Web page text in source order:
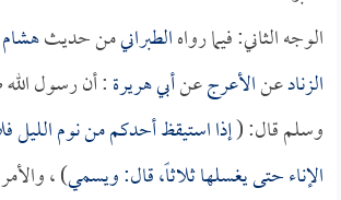
الوجه الثاني: فيما رواهالطبرانيمن حديث
الزنادعنالأعرجعنأبي هريرة: أن رسول الله
وسلم قال: (إذا استيقظ أحدكم من نوم الليل
الإناء حتى يغسلها ثلاثاً، قال: ويسمي) ،